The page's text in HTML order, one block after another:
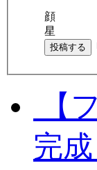
顔
星
投稿する
【
完